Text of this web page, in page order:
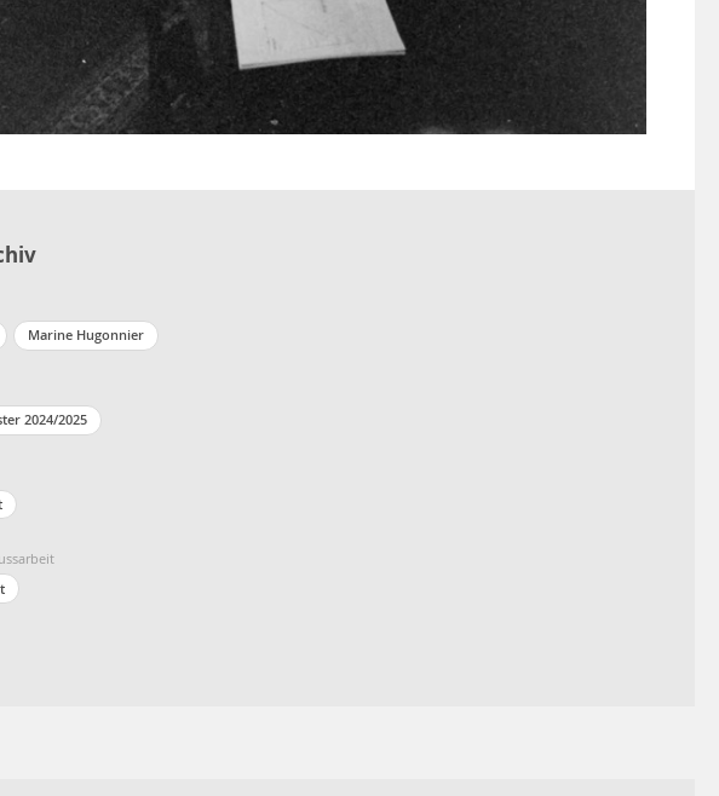
Marine Hugonnier
2024/2025